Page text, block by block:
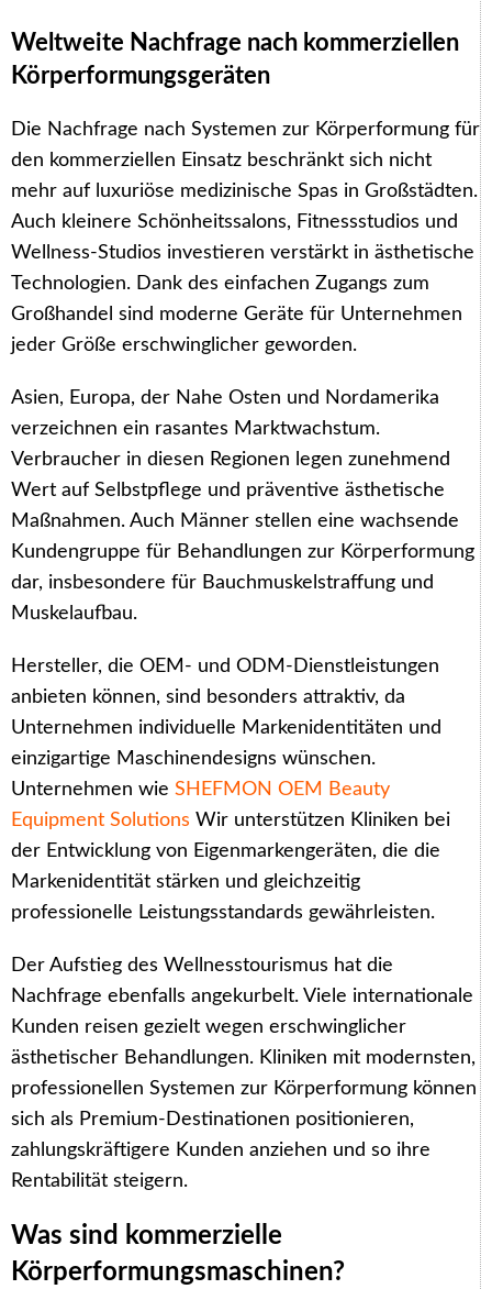
Weltweite Nachfrage nach kommerziellen
Körperformungsgeräten
Die Nachfrage nach Systemen zur Körperformung für
den kommerziellen Einsatz beschränkt sich nicht
mehr auf luxuriöse medizinische Spas in Großstädten.
Auch kleinere Schönheitssalons, Fitnessstudios und
Wellness-Studios investieren verstärkt in ästhetische
Technologien. Dank des einfachen Zugangs zum
Großhandel sind moderne Geräte für Unternehmen
jeder Größe erschwinglicher geworden.
Asien, Europa, der Nahe Osten und Nordamerika
verzeichnen ein rasantes Marktwachstum.
Verbraucher in diesen Regionen legen zunehmend
Wert auf Selbstpflege und präventive ästhetische
Maßnahmen. Auch Männer stellen eine wachsende
Kundengruppe für Behandlungen zur Körperformung
dar, insbesondere für Bauchmuskelstraffung und
Muskelaufbau.
Hersteller, die OEM- und ODM-Dienstleistungen
anbieten können, sind besonders attraktiv, da
Unternehmen individuelle Markenidentitäten und
einzigartige Maschinendesigns wünschen.
Unternehmen wie SHEFMON OEM Beauty
Equipment Solutions Wir unterstützen Kliniken bei
der Entwicklung von Eigenmarkengeräten, die die
Markenidentität stärken und gleichzeitig
professionelle Leistungsstandards gewährleisten.
Der Aufstieg des Wellnesstourismus hat die
Nachfrage ebenfalls angekurbelt. Viele internationale
Kunden reisen gezielt wegen erschwinglicher
ästhetischer Behandlungen. Kliniken mit modernsten,
professionellen Systemen zur Körperformung können
sich als Premium-Destinationen positionieren,
zahlungskräftigere Kunden anziehen und so ihre
Rentabilität steigern.
Was sind kommerzielle
Körperformungsmaschinen?